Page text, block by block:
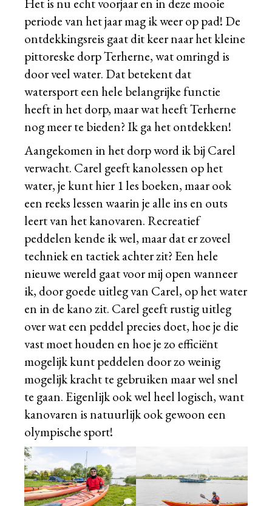
periode van het jaar mag ik weer op pad! De
ontdekkingsreis gaat dit keer naar het kleine
pittoreske dorp Terherne, wat omringd is
door veel water. Dat betekent dat
watersport een hele belangrijke functie
heeft in het dorp, maar wat heeft Terherne
nog meer te bieden? Ik ga het ontdekken!
Aangekomen in het dorp word ik bij Carel
verwacht. Carel geeft kanolessen op het
water, je kunt hier 1 les boeken, maar ook
een reeks lessen waarin je alle ins en outs
leert van het kanovaren. Recreatief
peddelen kende ik wel, maar dat er zoveel
techniek en tactiek achter zit? Een hele
nieuwe wereld gaat voor mij open wanneer
ik, door goede uitleg van Carel, op het water
en in de kano zit. Carel geeft rustig uitleg
over wat een peddel precies doet, hoe je die
vast moet houden en hoe je zo efficiënt
mogelijk kunt peddelen door zo weinig
mogelijk kracht te gebruiken maar wel snel
te gaan. Eigenlijk ook wel heel logisch, want
kanovaren is natuurlijk ook gewoon een
olympische sport!